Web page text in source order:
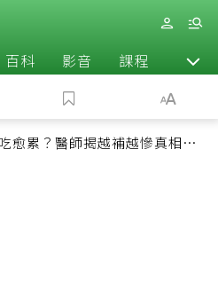
百科 影音 課程 退休
愈累？醫師揭越補越慘真相：